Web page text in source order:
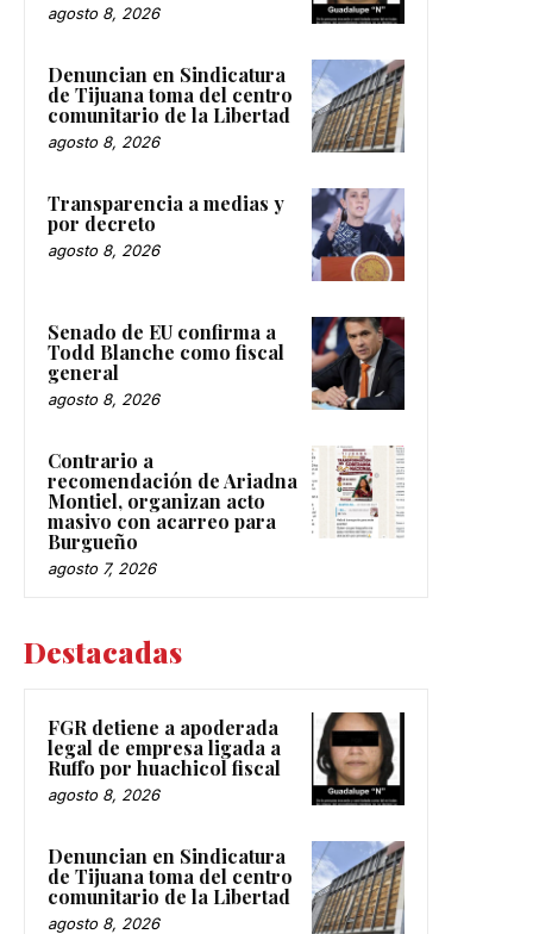
agosto 8, 2026
Denuncian en Sindicatura
de Tijuana toma del centro
comunitario de la Libertad
agosto 8, 2026
Transparencia a medias y
por decreto
agosto 8, 2026
Senado de EU confirma a
Todd Blanche como fiscal
general
agosto 8, 2026
Contrario a
recomendación de Ariadna
Montiel, organizan acto
masivo con acarreo para
Burgueño
agosto 7, 2026
Destacadas
FGR detiene a apoderada
legal de empresa ligada a
Ruffo por huachicol fiscal
agosto 8, 2026
Denuncian en Sindicatura
de Tijuana toma del centro
comunitario de la Libertad
agosto 8, 2026